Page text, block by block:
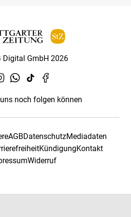
Digital GmbH 2026
noch folgen können
AGBDatenschutzMediadaten
KündigungKontakt
Widerruf